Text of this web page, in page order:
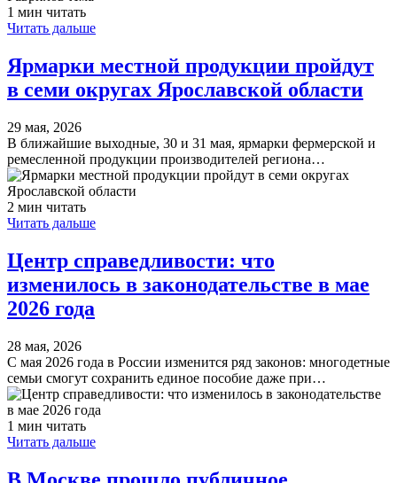
1 мин читать
Читать дальше
Ярмарки местной продукции пройдут
в семи округах Ярославской области
29 мая, 2026
В ближайшие выходные, 30 и 31 мая, ярмарки фермерской и
ремесленной продукции производителей региона…
2 мин читать
Читать дальше
Центр справедливости: что
изменилось в законодательстве в мае
2026 года
28 мая, 2026
С мая 2026 года в России изменится ряд законов: многодетные
семьи смогут сохранить единое пособие даже при…
1 мин читать
Читать дальше